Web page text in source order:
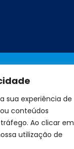
sua experiência de
conteúdos
Ao clicar em
utilização de
frequentes